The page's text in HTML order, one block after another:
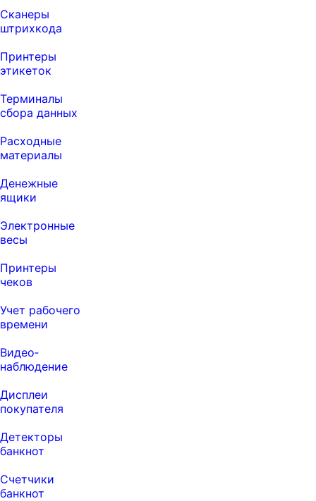
Сканеры
штрихкода
Принтеры
этикеток
Терминалы
сбора данных
Расходные
материалы
Денежные
ящики
Электронные
весы
Принтеры
чеков
Учет рабочего
времени
Видео‑
наблюдение
Дисплеи
покупателя
Детекторы
банкнот
Счетчики
банкнот